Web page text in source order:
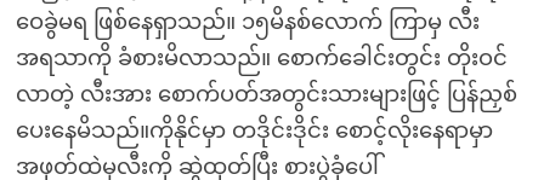
ဝေခွဲမရ ဖြစ်နေရှာသည်။ ၁၅မိနစ်လောက် ကြာမှ လီး
အရသာကို ခံစားမိလာသည်။ စောက်ခေါင်းတွင်း တိုးဝင်
လာတဲ့ လီးအား စောက်ပတ်အတွင်းသားများဖြင့် ပြန်ညှစ်
ပေးနေမိသည်။ကိုနိုင်မှာ တဒိုင်းဒိုင်း စောင့်လိုးနေရာမှာ
အဖုတ်ထဲမှလီးကို ဆွဲထုတ်ပြီး စားပွဲခုံပေါ်